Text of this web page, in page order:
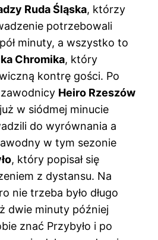
Ruda Śląska, którzy
potrzebowali
minuty, a wszystko to
Chromika, który
kontrę gości. Po
Heiro Rzeszów
w siódmej minucie
do wyrównania a
w tym sezonie
, który popisał się
z dystansu. Na
nie trzeba było długo
dwie minuty później
znać Przybyło i po